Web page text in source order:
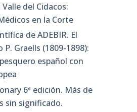
del Cidacos:
en la Corte
de ADEBIR. El
Graells (1809-1898):
español con
6ª edición. Más de
sin significado.